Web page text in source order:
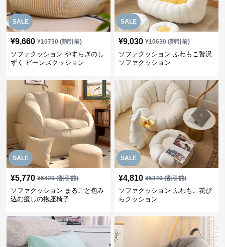
SALE
¥9,660 ¥10730(割引前)
ソファクッション やすらぎのし
ずく ビーンズクッション
SALE
¥9,030 ¥10630(割引前)
ソファクッション ふわもこ贅沢
ソファクッション
SALE
¥5,770 ¥6420(割引前)
ソファクッション まるごと包み
込む癒しの抱座椅子
SALE
¥4,810 ¥5340(割引前)
ソファクッション ふわもこ花び
らクッション